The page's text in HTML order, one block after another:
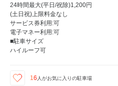
24時間最大(平日/祝除)1,200円
(土日祝)上限料金なし
サービス券利用:可
電子マネー利用:可
■駐車サイズ
ハイルーフ可
16 人がお気に入りの駐車場